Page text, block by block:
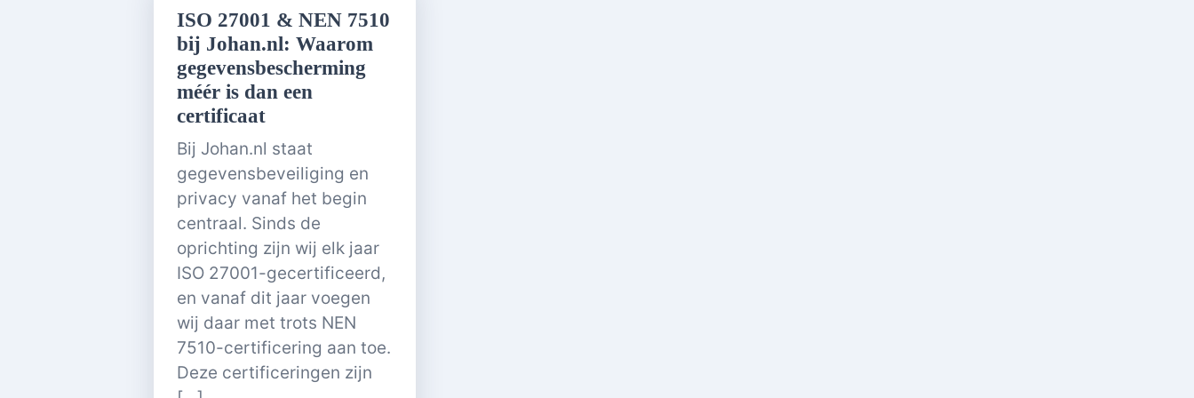
ISO 27001 & NEN 7510
bij Johan.nl: Waarom
gegevensbescherming
méér is dan een
certificaat
Bij Johan.nl staat
gegevensbeveiliging en
privacy vanaf het begin
centraal. Sinds de
oprichting zijn wij elk jaar
ISO 27001-gecertificeerd,
en vanaf dit jaar voegen
wij daar met trots NEN
7510-certificering aan toe.
Deze certificeringen zijn